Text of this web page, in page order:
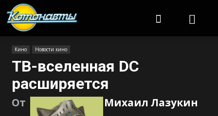
Кино Новости кино
ТВ-вселенная DC
расширяется
От Михаил Лазукин